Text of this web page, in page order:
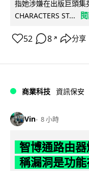
指她涉嫌在出版巨頭集
CHARACTERS ST...
52 8 ↗ 分享
商業科技 資訊保安
Vin 8 小時
智博通路由
稱漏洞是功